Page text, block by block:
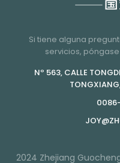
Si tiene alguna
servicios,
Nº 563, CALLE
2024 Zhejiang